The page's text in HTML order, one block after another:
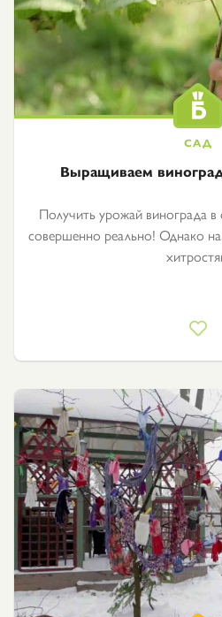
Выращиваем
Получить урожай винограда
совершенно реально! Однако